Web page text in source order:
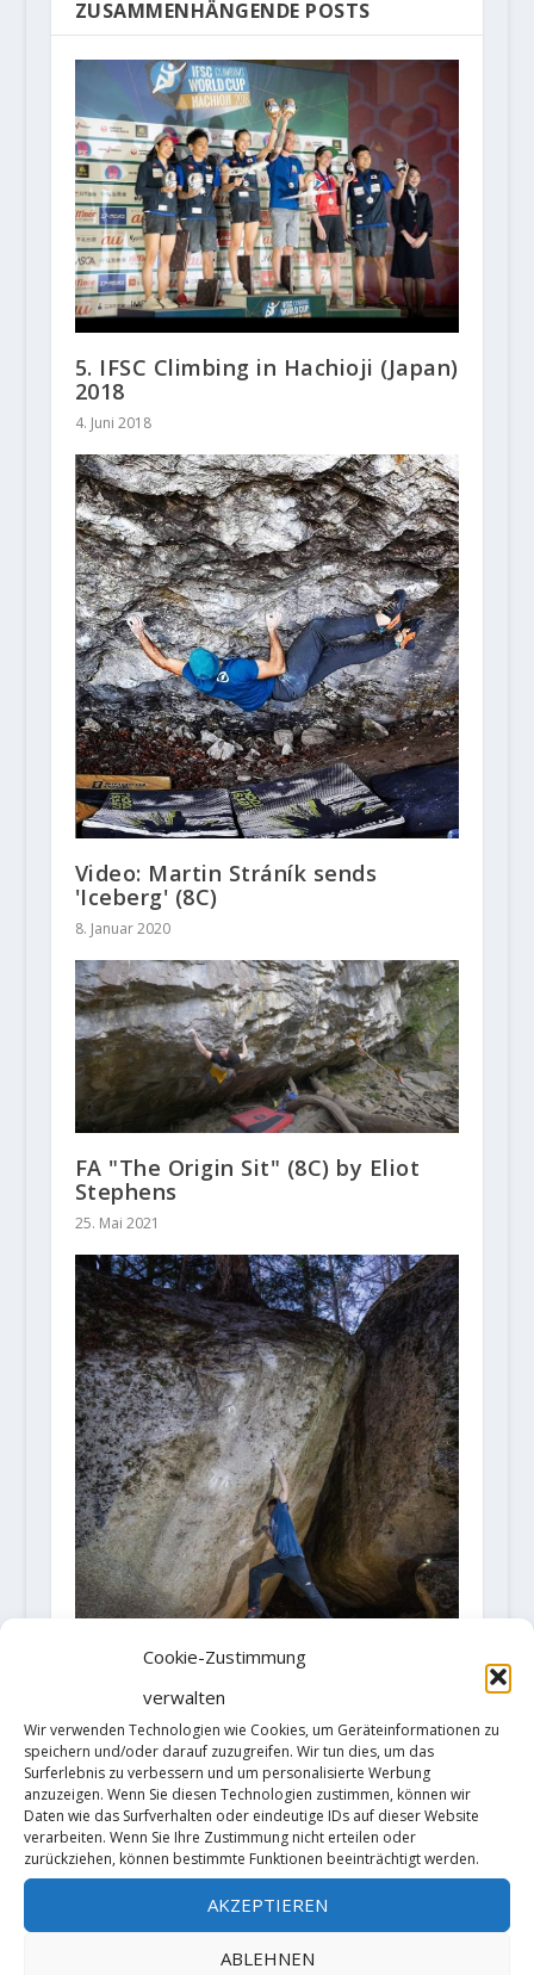
Cookie-Zustimmung
verwalten
Wir verwenden Technologien wie Cookies, um Geräteinformationen zu
speichern und/oder darauf zuzugreifen. Wir tun dies, um das
Surferlebnis zu verbessern und um personalisierte Werbung
anzuzeigen. Wenn Sie diesen Technologien zustimmen, können wir
Daten wie das Surfverhalten oder eindeutige IDs auf dieser Website
verarbeiten. Wenn Sie Ihre Zustimmung nicht erteilen oder
zurückziehen, können bestimmte Funktionen beeinträchtigt werden.
AKZEPTIEREN
ABLEHNEN
ZUSAMMENHÄNGENDE POSTS
5. IFSC Climbing in Hachioji (Japan)
2018
4. Juni 2018
Video: Martin Stráník sends
'Iceberg' (8C)
8. Januar 2020
FA "The Origin Sit" (8C) by Eliot
Stephens
25. Mai 2021
Video: Ryuichi Murai klettert
"Floatin" (8C+/V16)
14. Dezember 2021